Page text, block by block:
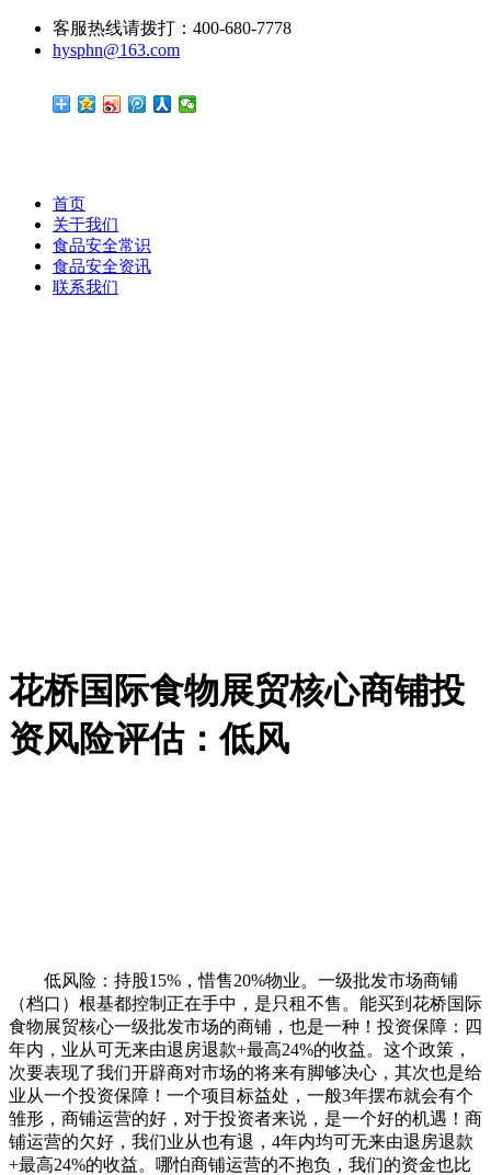
客服热线请拨打：400-680-7778
hysphn@163.com
首页
关于我们
食品安全常识
食品安全资讯
联系我们
花桥国际食物展贸核心商铺投
资风险评估：低风
低风险：持股15%，惜售20%物业。一级批发市场商铺
（档口）根基都控制正在手中，是只租不售。能买到花桥国际
食物展贸核心一级批发市场的商铺，也是一种！投资保障：四
年内，业从可无来由退房退款+最高24%的收益。这个政策，
次要表现了我们开辟商对市场的将来有脚够决心，其次也是给
业从一个投资保障！一个项目标益处，一般3年摆布就会有个
雏形，商铺运营的好，对于投资者来说，是一个好的机遇！商
铺运营的欠好，我们业从也有退，4年内均可无来由退房退款
+最高24%的收益。哪怕商铺运营的不抱负，我们的资金也比